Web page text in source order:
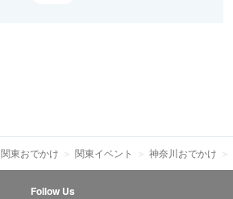
関東おでかけ 関東イベント 神奈川おでかけ
Follow Us